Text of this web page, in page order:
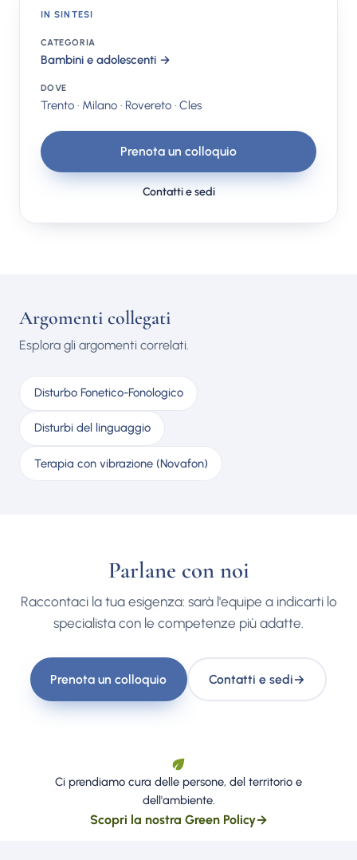
IN SINTESI
CATEGORIA
Bambini e adolescenti →
DOVE
Trento · Milano · Rovereto · Cles
Prenota un colloquio
Contatti e sedi
Argomenti collegati
Esplora gli argomenti correlati.
Disturbo Fonetico-Fonologico
Disturbi del linguaggio
Terapia con vibrazione (Novafon)
Parlane con noi
Raccontaci la tua esigenza: sarà l'equipe a indicarti lo
specialista con le competenze più adatte.
Prenota un colloquio Contatti e sedi→
Ci prendiamo cura delle persone, del territorio e
dell'ambiente.
Scopri la nostra Green Policy→